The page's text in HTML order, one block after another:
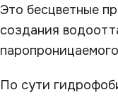
Это бесцветные
создания
По сути